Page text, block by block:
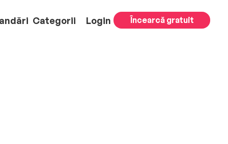
Categorii Login Încearcă gratuit